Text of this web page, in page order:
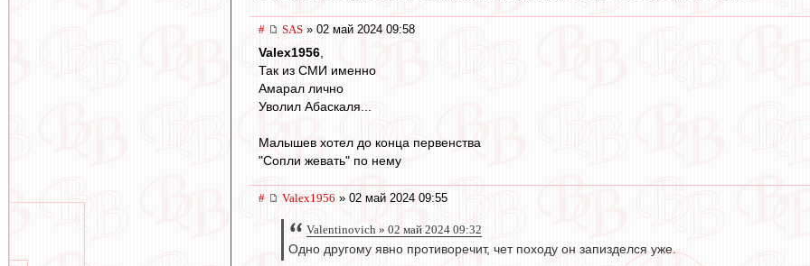
# SAS » 02 май 2024 09:58
Valex1956,
Так из СМИ именно
Амарал лично
Уволил Абаскаля...
Малышев хотел до конца первенства
"Сопли жевать" по нему
# Valex1956 » 02 май 2024 09:55
Valentinovich » 02 май 2024 09:32
Одно другому явно противоречит, чет походу он запизделся уже.